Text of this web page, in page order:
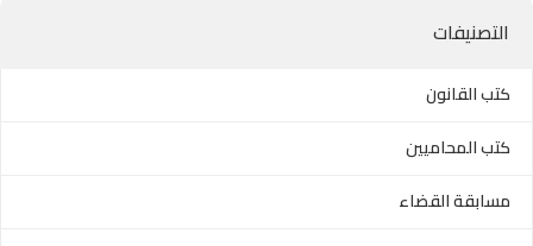
التصنيفات
كتب القانون
كتب المحاميين
مسابقة القضاء